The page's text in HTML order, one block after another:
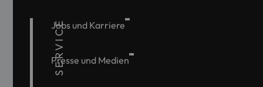
SERVICE
Jobs und Karriere
Presse und Medien